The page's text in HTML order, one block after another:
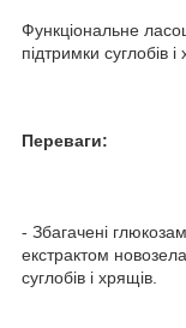
Функціональне
підтримки суглобів і
Переваги:
- Збагачені
екстрактом
суглобів і хрящів.